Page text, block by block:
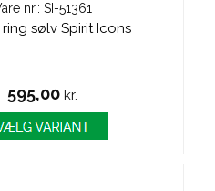
nr.: SI-51361
ring sølv Spirit Icons
595,00 kr.